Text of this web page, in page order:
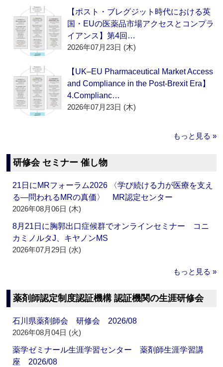
【ポスト・ブレグジット時代における英
国・EUの医薬品市場アクセスとコンプラ
イアンス】第4回…
2026年07月23日 (木)
【UK–EU Pharmaceutical Market Access
and Compliance in the Post-Brexit Era】
4.Complianc…
2026年07月23日 (木)
もっと見る »
研修会 セミナー 催し物
21日にMRフォーラム2026 〈学び続ける力が医療を支え
る―問われるMRの真価〉 MR認定センター
2026年08月06日 (木)
8月21日に胸郭出口症候群でオンラインセミナー コニ
カミノルタJ、キヤノンMS
2026年07月29日 (水)
もっと見る »
薬剤師認定制度認証機構 認証機関の生涯研修会
石川県薬剤師会 研修会 2026/08
2026年08月04日 (火)
薬学ゼミナール生涯学習センター 薬剤師生涯学習講
座 2026/08